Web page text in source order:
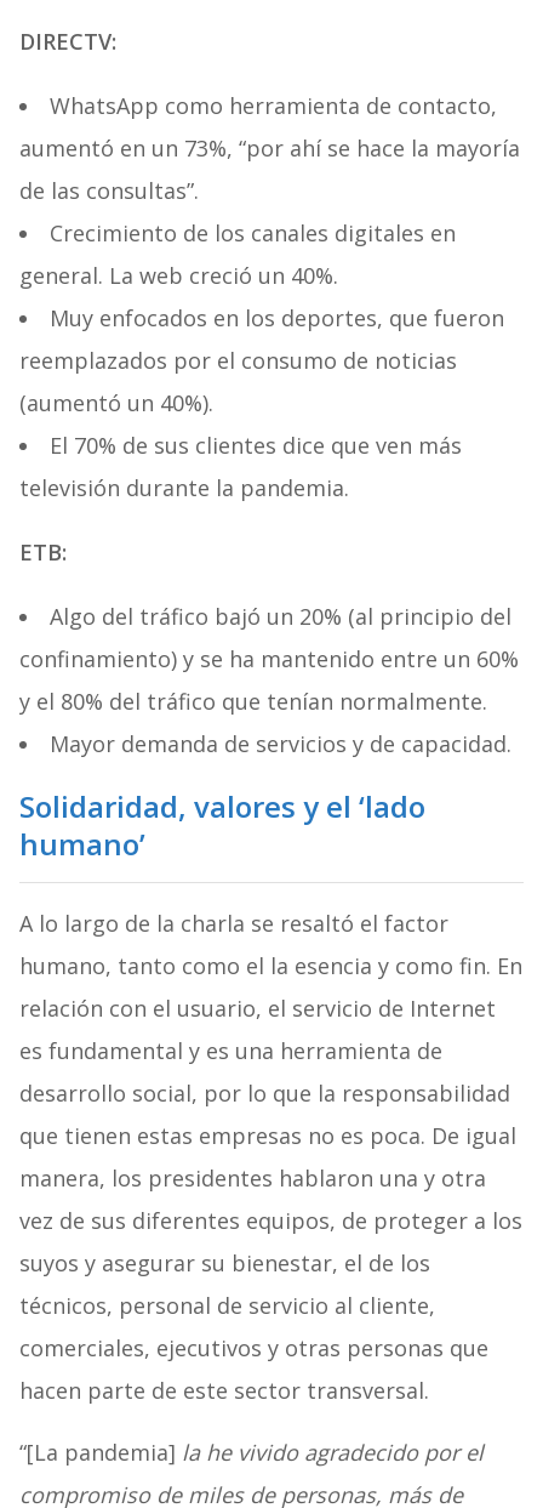
DIRECTV:
WhatsApp como herramienta de contacto,
aumentó en un 73%, “por ahí se hace la mayoría
de las consultas”.
Crecimiento de los canales digitales en
general. La web creció un 40%.
Muy enfocados en los deportes, que fueron
reemplazados por el consumo de noticias
(aumentó un 40%).
El 70% de sus clientes dice que ven más
televisión durante la pandemia.
ETB:
Algo del tráfico bajó un 20% (al principio del
confinamiento) y se ha mantenido entre un 60%
y el 80% del tráfico que tenían normalmente.
Mayor demanda de servicios y de capacidad.
Solidaridad, valores y el ‘lado
humano’
A lo largo de la charla se resaltó el factor
humano, tanto como el la esencia y como fin. En
relación con el usuario, el servicio de Internet
es fundamental y es una herramienta de
desarrollo social, por lo que la responsabilidad
que tienen estas empresas no es poca. De igual
manera, los presidentes hablaron una y otra
vez de sus diferentes equipos, de proteger a los
suyos y asegurar su bienestar, el de los
técnicos, personal de servicio al cliente,
comerciales, ejecutivos y otras personas que
hacen parte de este sector transversal.
“[La pandemia] la he vivido agradecido por el
compromiso de miles de personas, más de